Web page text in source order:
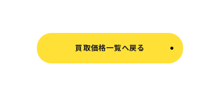
買取価格一覧へ戻る